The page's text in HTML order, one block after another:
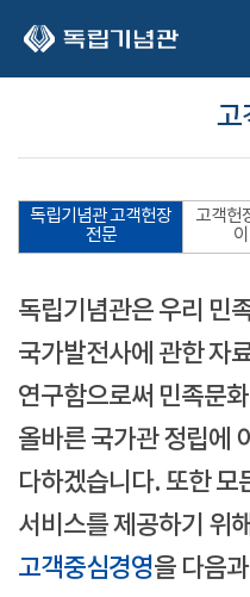
고
독립기념관 고객헌장
전문
고객헌
독립기념관은 우리 민
국가발전사에 관한 자
연구함으로써 민족문
올바른 국가관 정립에
다하겠습니다. 또한 모
서비스를 제공하기 위
고객중심경영을 다음